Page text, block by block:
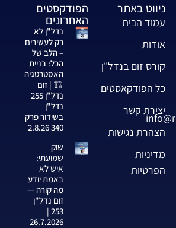
ניווט באתר
עמוד הבית
אודות
קורס זום בנדל"ן
כל הפודקאסטים
יצירת קשר
הצהרת נגישות
מדיניות
הפרטיות
הפודקסטים
האחרונים
נדל"ן לא
רק לעשירים
– הלב של
הכל: בניית
האסטרטגיה
🏗️ | זום
נדל"ן 255
נדל"ן
בשידור פרק
340 2.8.26
שוק
שמועתי:
איש לא
באמת יודע
מה קורה —
זום נדל"ן
253 |
26.7.2026